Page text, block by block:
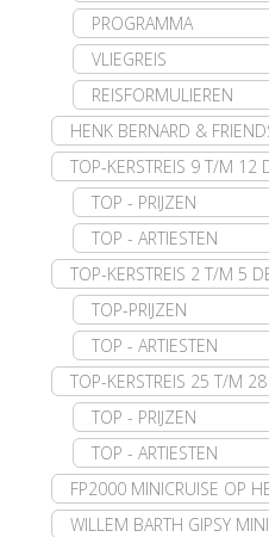
PROGRAMMA
VLIEGREIS
REISFORMULIEREN
HENK BERNARD &
TOP-KERSTREIS 9 T/M 12
TOP - PRIJZEN
TOP - ARTIESTEN
TOP-KERSTREIS 2 T/M 5
TOP-PRIJZEN
TOP - ARTIESTEN
TOP-KERSTREIS 25 T/M
TOP - PRIJZEN
TOP - ARTIESTEN
FP2000 MINICRUISE OP
WILLEM BARTH GIPSY